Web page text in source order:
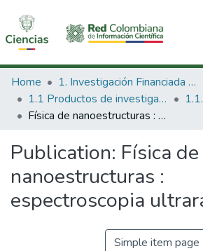
Communities & Collections
All of DSpace
Home
1. Investigación Financiada con Recursos Públicos
1.1 Productos de investigación
Física de nanoestructuras : espectroscopia ultrarapida.
Publication: Física de
nanoestructuras :
espectroscopia
Simple item page